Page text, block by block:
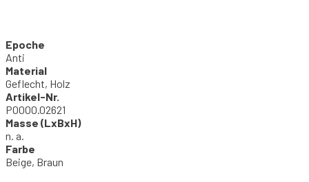
Epoche
Anti
Material
Geflecht, Holz
Artikel-Nr.
P0000.02621
Masse (LxBxH)
n. a.
Farbe
Beige, Braun